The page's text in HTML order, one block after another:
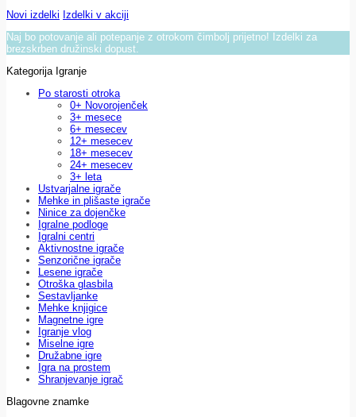
Novi izdelki Izdelki v akciji
Naj bo potovanje ali potepanje z otrokom čimbolj prijetno! Izdelki za
brezskrben družinski dopust.
Kategorija Igranje
Po starosti otroka
0+ Novorojenček
3+ mesece
6+ mesecev
12+ mesecev
18+ mesecev
24+ mesecev
3+ leta
Ustvarjalne igrače
Mehke in plišaste igrače
Ninice za dojenčke
Igralne podloge
Igralni centri
Aktivnostne igrače
Senzorične igrače
Lesene igrače
Otroška glasbila
Sestavljanke
Mehke knjigice
Magnetne igre
Igranje vlog
Miselne igre
Družabne igre
Igra na prostem
Shranjevanje igrač
Blagovne znamke